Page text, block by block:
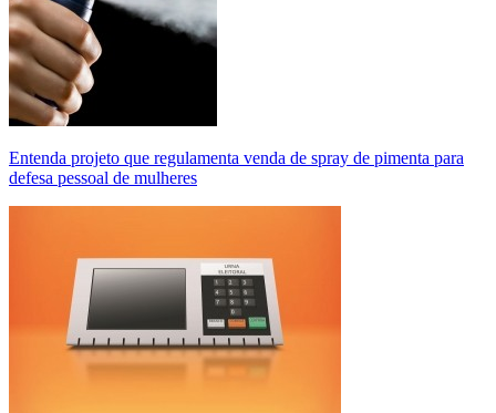
Entenda projeto que regulamenta venda de spray de pimenta para
defesa pessoal de mulheres